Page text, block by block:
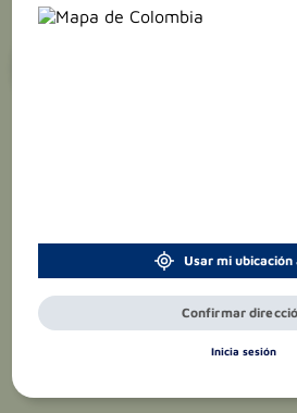
Usar mi ubicación
Confirmar
Inicia sesión